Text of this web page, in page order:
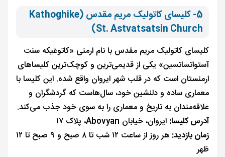
5- کلیسای کاتولیک مریم مقدس (Kathoghike
St. Astvatsatsin Church)
کلیسای کاتولیک مریم مقدس با نام ارمنی «کاتوغیکه سنت
آستواتساتسین» یکی از قدیمی‌ترین و کوچک‌ترین کلیساهای
ارمنستان است که در قلب شهر ایروان واقع شده. این کلیسا با
معماری ساده و دلنشین خود، سال‌هاست که گردشگران و
علاقه‌مندان به تاریخ و معماری را به سوی خود جذب می‌کند.
آدرس کلیسا: ایروان، خیابان Abovyan، پلاک ۱۷
زمان بازدید:
هر روز از ساعت ۱۲ شب تا ۸ صبح و ۹ صبح تا ۱۲
ظهر